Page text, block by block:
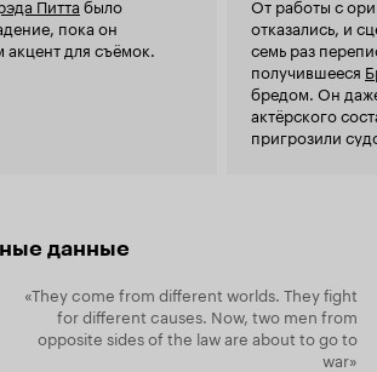
одним
пока он
акцент для съёмок.
отказались, и
семь раз
получившееся
бредом. Он
актёрского
пригрозили
данные
«They come from different worlds. They fight
for different causes. Now, two men from
opposite sides of the law are about to go to
war»